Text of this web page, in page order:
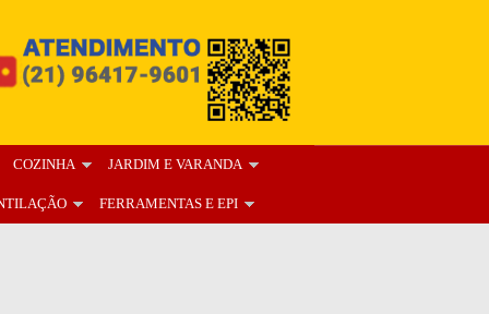
COZINHA JARDIM E VARANDA
FERRAMENTAS E EPI